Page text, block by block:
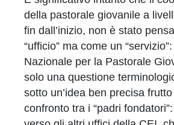
della pastorale giovanile a
fin dall’inizio, non è stato
“ufficio” ma come un
Nazionale per la Pastorale
solo una questione
sotto un’idea ben precisa
confronto tra i “padri